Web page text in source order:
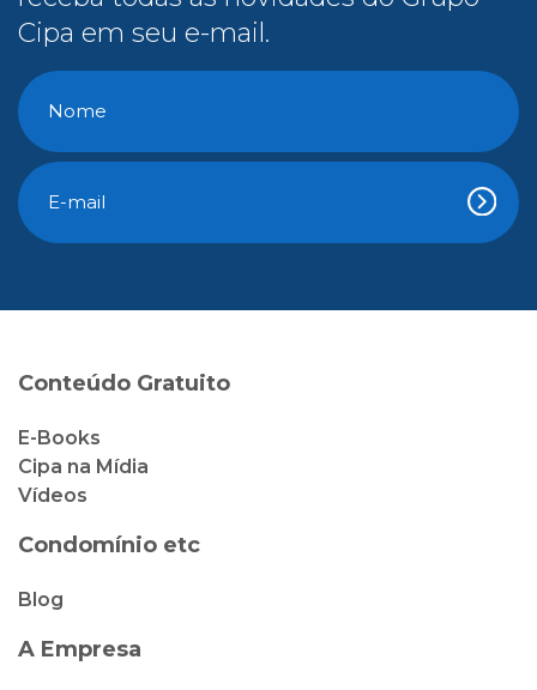
Cipa em seu e-mail.
Conteúdo Gratuito
E-Books
Cipa na Mídia
Vídeos
Condomínio etc
Blog
A Empresa